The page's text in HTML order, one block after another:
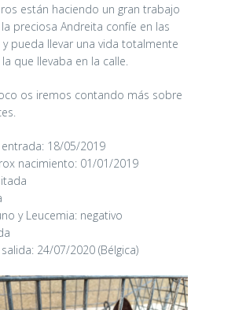
están haciendo un gran trabajo
preciosa Andreita confíe en las
pueda llevar una vida totalmente
que llevaba en la calle.
os iremos contando más sobre
18/05/2019
nacimiento: 01/01/2019
y Leucemia: negativo
24/07/2020 (Bélgica)